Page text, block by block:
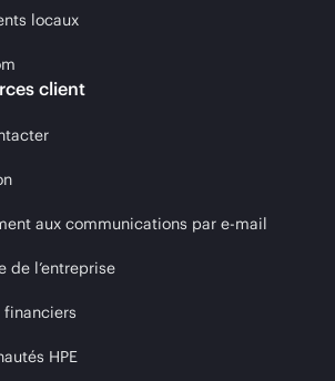
locaux
client
aux communications par e-mail
de l’entreprise
financiers
HPE